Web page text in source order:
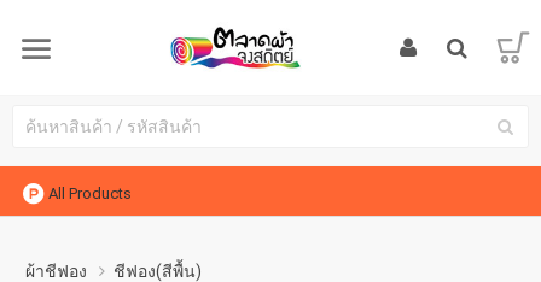
All Products
ผ้าชีฟอง ชีฟอง(สีพื้น)